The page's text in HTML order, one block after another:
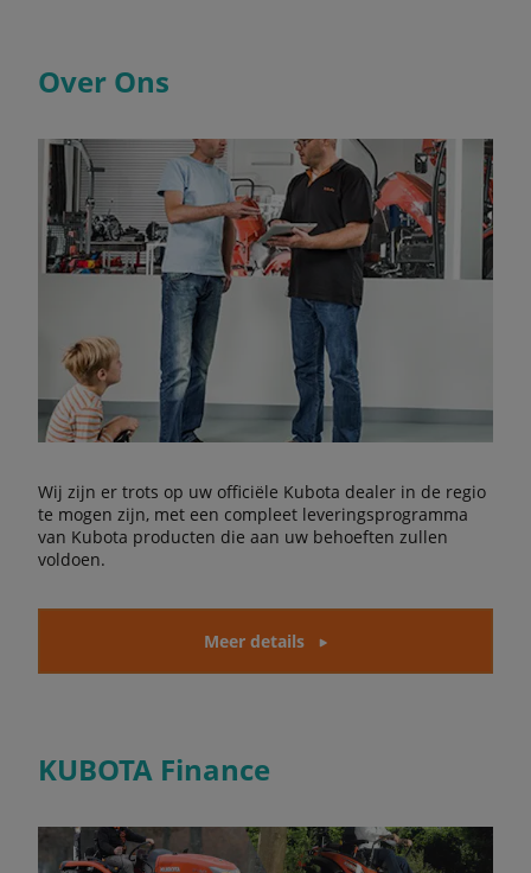
Over Ons
Wij zijn er trots op uw officiële Kubota dealer in de regio
te mogen zijn, met een compleet leveringsprogramma
van Kubota producten die aan uw behoeften zullen
voldoen.
Meer details
KUBOTA Finance